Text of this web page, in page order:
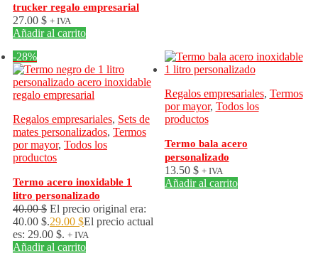
trucker regalo empresarial
27.00 $ + IVA
Añadir al carrito
-28%
Regalos empresariales, Sets de
mates personalizados, Termos
por mayor, Todos los
productos
Termo acero inoxidable 1
litro personalizado
40.00$ El precio original era:
40.00 $.29.00 $El precio actual
es: 29.00 $. + IVA
Añadir al carrito
Regalos empresariales, Termos
por mayor, Todos los
productos
Termo bala acero
personalizado
13.50 $ + IVA
Añadir al carrito